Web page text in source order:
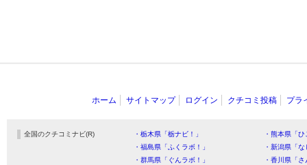
ホーム サイトマップ ログイン クチコミ投稿 プラ
全国のクチコミナビ(R) ・栃木県「栃ナビ！」
・熊本県「
・福島県「ふくラボ！」
・新潟県「
・群馬県「ぐんラボ！」
・香川県「